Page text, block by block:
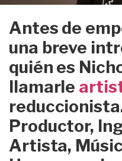
Antes de
una breve
quién es
llamarle
Productor,
Artista,